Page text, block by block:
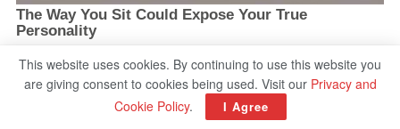
This website uses cookies. By continuing to use this website you
are giving consent to cookies being used. Visit our Privacy and
Cookie Policy. I Agree